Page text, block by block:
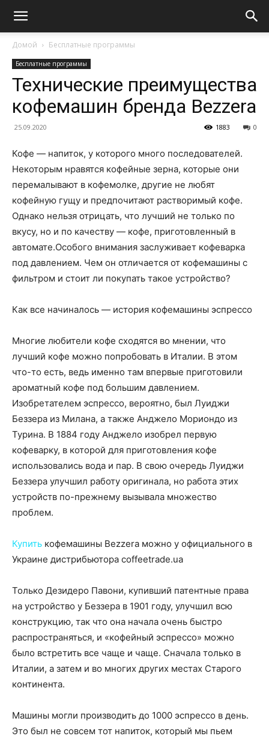
Домой Бесплатные программы
Бесплатные программы
Технические преимущества
кофемашин бренда Bezzera
25.09.2020 0
1883
Кофе — напиток, у которого много последователей.
Некоторым нравятся кофейные зерна, которые они
перемалывают в кофемолке, другие не любят
кофейную гущу и предпочитают растворимый кофе.
Однако нельзя отрицать, что лучший не только по
вкусу, но и по качеству — кофе, приготовленный в
автомате.Особого внимания заслуживает кофеварка
под давлением. Чем он отличается от кофемашины с
фильтром и стоит ли покупать такое устройство?
Как все начиналось — история кофемашины эспрессо
Многие любители кофе сходятся во мнении, что
лучший кофе можно попробовать в Италии. В этом
что-то есть, ведь именно там впервые приготовили
ароматный кофе под большим давлением.
Изобретателем эспрессо, вероятно, был Луиджи
Беззера из Милана, а также Анджело Мориондо из
Турина. В 1884 году Анджело изобрел первую
кофеварку, в которой для приготовления кофе
использовались вода и пар. В свою очередь Луиджи
Беззера улучшил работу оригинала, но работа этих
устройств по-прежнему вызывала множество
проблем.
Купить кофемашины Bezzera можно у официального в
Украине дистрибьютора coffeetrade.ua
Только Дезидеро Павони, купивший патентные права
на устройство у Беззера в 1901 году, улучшил всю
конструкцию, так что она начала очень быстро
распространяться, и «кофейный эспрессо» можно
было встретить все чаще и чаще. Сначала только в
Италии, а затем и во многих других местах Старого
континента.
Машины могли производить до 1000 эспрессо в день.
Это был не совсем тот напиток, который мы пьем